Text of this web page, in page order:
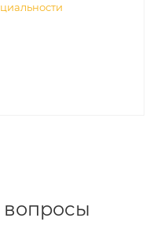
вопросы